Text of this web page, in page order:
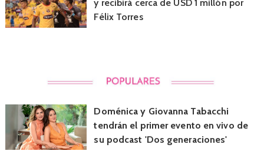
y recibirá cerca de USD 1 millón por
Félix Torres
Doménica y Giovanna Tabacchi
tendrán el primer evento en vivo de
su podcast 'Dos generaciones'